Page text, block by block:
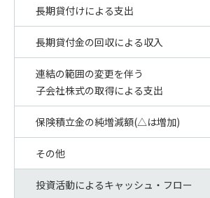
長期貸付けによる支出
長期貸付金の回収による収入
連結の範囲の変更を伴う
子会社株式の取得による支出
保険積立金の純増減額(△は増加)
その他
投資活動によるキャッシュ・フロー